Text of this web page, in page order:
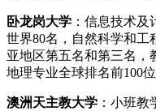
卧龙岗大学 ：信息技术
世界80名，自然科学和工
亚地区第五名和第三名，
地理专业全球排名前100位
澳洲天主教大学 ：小班